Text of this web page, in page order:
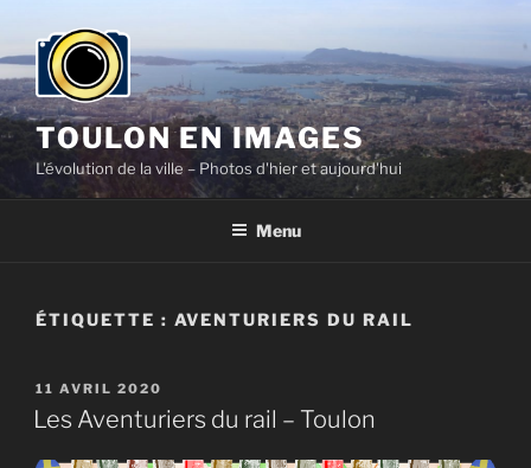
contenu
principal
TOULON EN IMAGES
L'évolution de la ville – Photos d'hier et aujourd'hui
Menu
ÉTIQUETTE : AVENTURIERS DU RAIL
PUBLIÉ
LE
11 AVRIL 2020
Les Aventuriers du rail – Toulon